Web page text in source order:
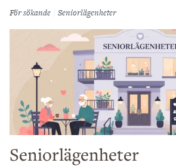
För sökande Seniorlägenheter
Seniorlägenheter